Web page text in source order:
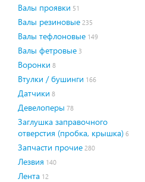
Валы проявки 51
Валы резиновые 235
Валы тефлоновые 149
Валы фетровые 3
Воронки 8
Втулки / бушинги 166
Датчики 8
Девелоперы 78
Заглушка заправочного
отверстия (пробка, крышка) 6
Запчасти прочие 280
Лезвия 140
Лента 12